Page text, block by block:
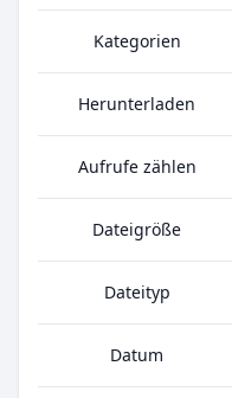
Kategorien
Herunterladen
Aufrufe zählen
Dateigröße
Dateityp
Datum